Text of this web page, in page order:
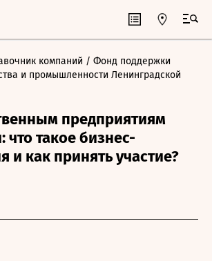
компаний / Фонд поддержки
и промышленности Ленинградской
предприятиям
что такое бизнес-
и как принять участие?